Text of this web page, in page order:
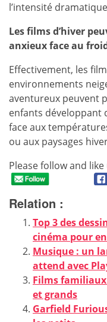
l’intensité
Les films d’hiver
anxieux face au
Effectivement, les
environnements
aventureux peuvent
enfants développant
face aux
ou aux paysages
Please follow and like
Relation :
Top 3 des
cinéma pour
Musique : un
attend avec
Films
et grands
Garfield